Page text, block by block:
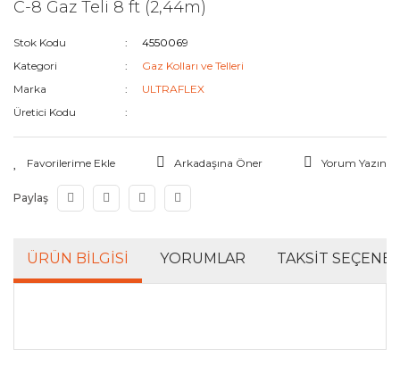
C-8 Gaz Teli 8 ft (2,44m)
Stok Kodu
4550069
Kategori
Gaz Kolları ve Telleri
Marka
ULTRAFLEX
Üretici Kodu
Arkadaşına Öner Yorum Yazın
Paylaş
ÜRÜN BILGISI YORUMLAR TAKSIT
Bu ürünün fiyat bilgisi, resim, ürün açıklamalarında ve